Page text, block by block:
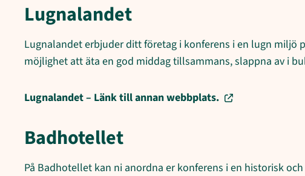
Lugnalandet
Lugnalandet erbjuder ditt företag i konferens i en lugn miljö
möjlighet att äta en god middag tillsammans, slappna av i
Lugnalandet – Länk till annan webbplats.
Badhotellet
På Badhotellet kan ni anordna er konferens i en historisk